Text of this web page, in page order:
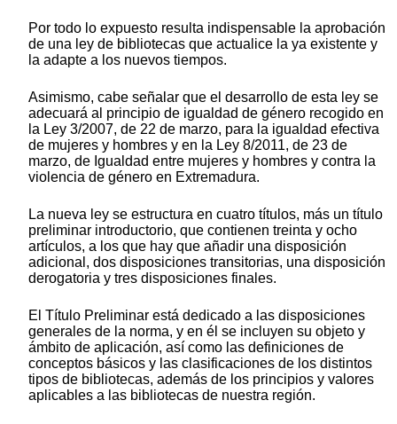
Por todo lo expuesto resulta indispensable la aprobación
de una ley de bibliotecas que actualice la ya existente y
la adapte a los nuevos tiempos.
Asimismo, cabe señalar que el desarrollo de esta ley se
adecuará al principio de igualdad de género recogido en
la Ley 3/2007, de 22 de marzo, para la igualdad efectiva
de mujeres y hombres y en la Ley 8/2011, de 23 de
marzo, de Igualdad entre mujeres y hombres y contra la
violencia de género en Extremadura.
La nueva ley se estructura en cuatro títulos, más un título
preliminar introductorio, que contienen treinta y ocho
artículos, a los que hay que añadir una disposición
adicional, dos disposiciones transitorias, una disposición
derogatoria y tres disposiciones finales.
El Título Preliminar está dedicado a las disposiciones
generales de la norma, y en él se incluyen su objeto y
ámbito de aplicación, así como las definiciones de
conceptos básicos y las clasificaciones de los distintos
tipos de bibliotecas, además de los principios y valores
aplicables a las bibliotecas de nuestra región.